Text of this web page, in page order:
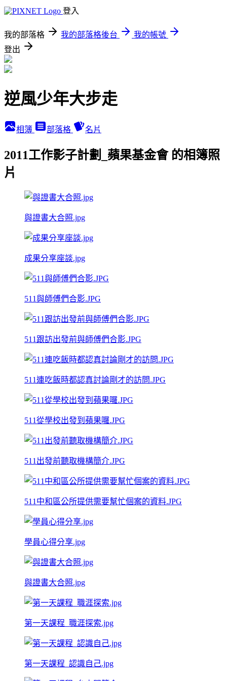
登入
我的部落格 我的部落格後台
我的帳號
登出
逆風少年大步走
相簿 部落格 名片
2011工作影子計劃_蘋果基金會 的相簿照
片
與證書大合照.jpg
成果分享座談.jpg
511與師傅們合影.JPG
511跟訪出發前與師傅們合影.JPG
511連吃飯時都認真討論剛才的訪問.JPG
511從學校出發到蘋果囉.JPG
511出發前聽取機構簡介.JPG
511中和區公所提供需要幫忙個案的資料.JPG
學員心得分享.jpg
與證書大合照.jpg
第一天課程_職涯探索.jpg
第一天課程_認識自己.jpg